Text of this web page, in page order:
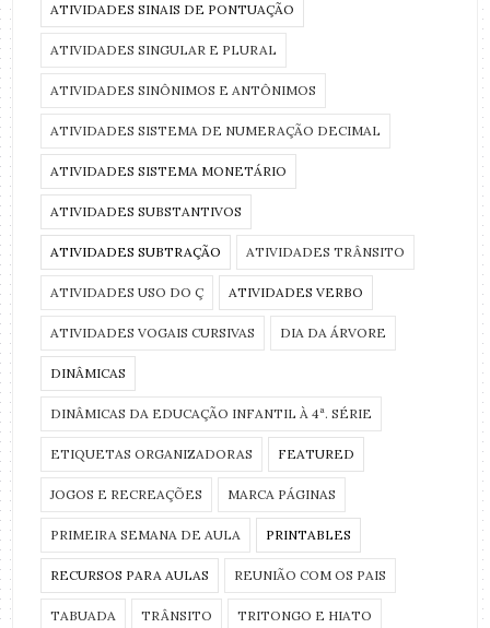
ATIVIDADES SINAIS DE PONTUAÇÃO
ATIVIDADES SINGULAR E PLURAL
ATIVIDADES SINÔNIMOS E ANTÔNIMOS
ATIVIDADES SISTEMA DE NUMERAÇÃO DECIMAL
ATIVIDADES SISTEMA MONETÁRIO
ATIVIDADES SUBSTANTIVOS
ATIVIDADES SUBTRAÇÃO ATIVIDADES TRÂNSITO
ATIVIDADES USO DO Ç ATIVIDADES VERBO
ATIVIDADES VOGAIS CURSIVAS DIA DA ÁRVORE
DINÂMICAS
DINÂMICAS DA EDUCAÇÃO INFANTIL À 4ª. SÉRIE
ETIQUETAS ORGANIZADORAS FEATURED
JOGOS E RECREAÇÕES MARCA PÁGINAS
PRIMEIRA SEMANA DE AULA PRINTABLES
RECURSOS PARA AULAS REUNIÃO COM OS PAIS
TABUADA TRÂNSITO TRITONGO E HIATO